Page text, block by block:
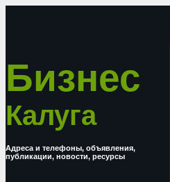
Бизнес
Калуга
Адреса и телефоны, объявления,
публикации, новости, ресурсы